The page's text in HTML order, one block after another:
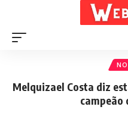
Melquizael Costa diz
campeão